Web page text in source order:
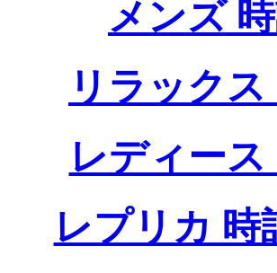
メンズ
リラック
レディー
レプリカ 時